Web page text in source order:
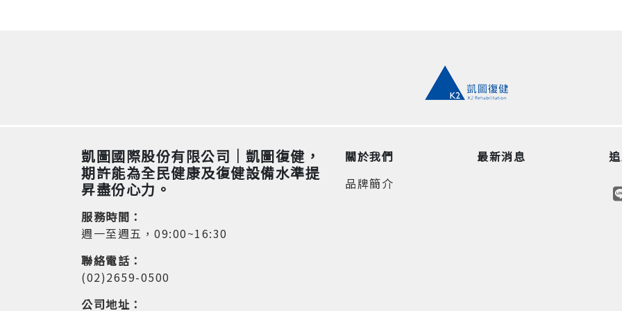
凱圖國際股份有限公司｜凱圖復健，
期許能為全民健康及復健設備水準提
昇盡份心力。
服務時間：
週一至週五，09:00~16:30
聯絡電話：
(02)2659-0500
公司地址：
關於我們
品牌簡介
最新消息